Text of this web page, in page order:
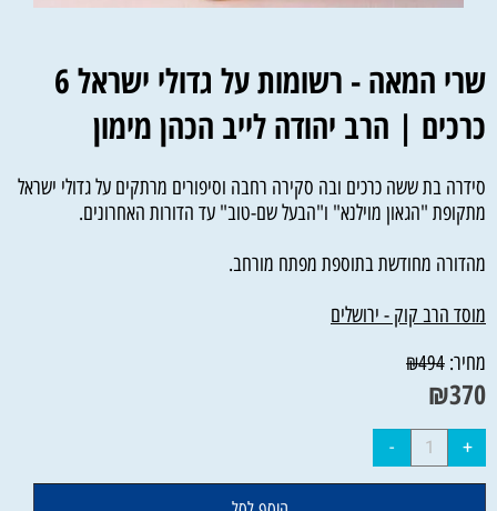
שרי המאה - רשומות על גדולי ישראל 6
כרכים | הרב יהודה לייב הכהן מימון
סידרה בת ששה כרכים ובה סקירה רחבה וסיפורים מרתקים על גדולי ישראל
מתקופת "הגאון מוילנא" ו"הבעל שם-טוב" עד הדורות האחרונים.
מהדורה מחודשת בתוספת מפתח מורחב.
מוסד הרב קוק - ירושלים
מחיר:
₪494
₪370